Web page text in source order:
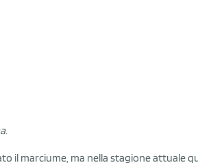
il marciume, ma nella stagione attuale